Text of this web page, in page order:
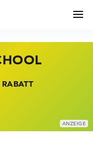
BEI HP